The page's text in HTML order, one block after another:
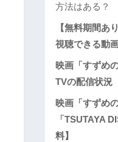
方法はある？
【無料期間あ
視聴できる動
映画「すずめ
TVの配信状況
映画「すずめ
「TSUTAYA
料】